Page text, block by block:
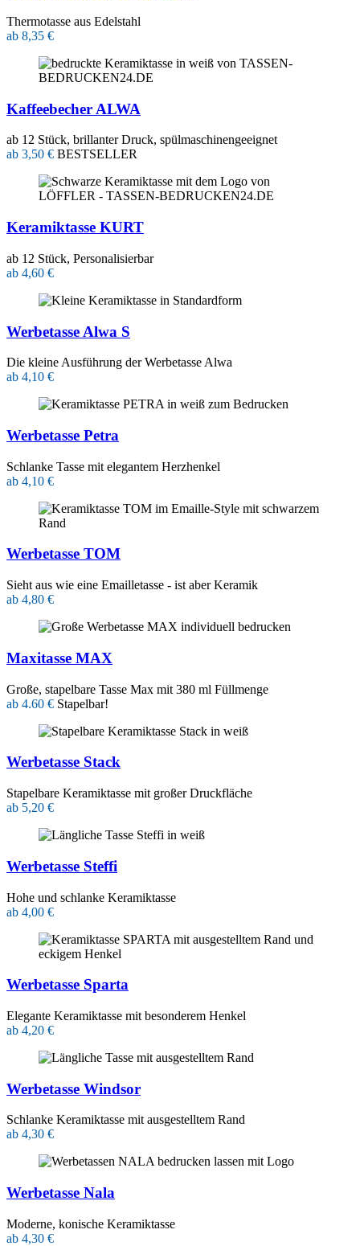
Thermotasse aus Edelstahl
ab 8,35 €
Kaffeebecher ALWA
ab 12 Stück, brillanter Druck, spülmaschinengeeignet
ab 3,50 € BESTSELLER
Keramiktasse KURT
ab 12 Stück, Personalisierbar
ab 4,60 €
Werbetasse Alwa S
Die kleine Ausführung der Werbetasse Alwa
ab 4,10 €
Werbetasse Petra
Schlanke Tasse mit elegantem Herzhenkel
ab 4,10 €
Werbetasse TOM
Sieht aus wie eine Emailletasse - ist aber Keramik
ab 4,80 €
Maxitasse MAX
Große, stapelbare Tasse Max mit 380 ml Füllmenge
ab 4.60 € Stapelbar!
Werbetasse Stack
Stapelbare Keramiktasse mit großer Druckfläche
ab 5,20 €
Werbetasse Steffi
Hohe und schlanke Keramiktasse
ab 4,00 €
Werbetasse Sparta
Elegante Keramiktasse mit besonderem Henkel
ab 4,20 €
Werbetasse Windsor
Schlanke Keramiktasse mit ausgestelltem Rand
ab 4,30 €
Werbetasse Nala
Moderne, konische Keramiktasse
ab 4,30 €